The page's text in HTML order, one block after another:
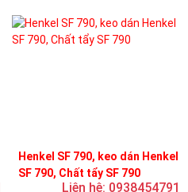
Henkel SF 790, keo dán Henkel
SF 790, Chất tẩy SF 790
Liên hệ: 0938454791